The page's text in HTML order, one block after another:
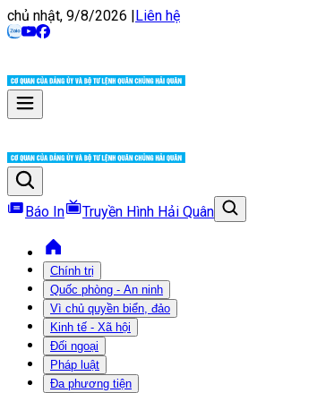
chủ nhật, 9/8/2026 |Liên hệ
Báo In Truyền Hình Hải Quân
Chính trị
Quốc phòng - An ninh
Vì chủ quyền biển, đảo
Kinh tế - Xã hội
Đối ngoại
Pháp luật
Đa phương tiện